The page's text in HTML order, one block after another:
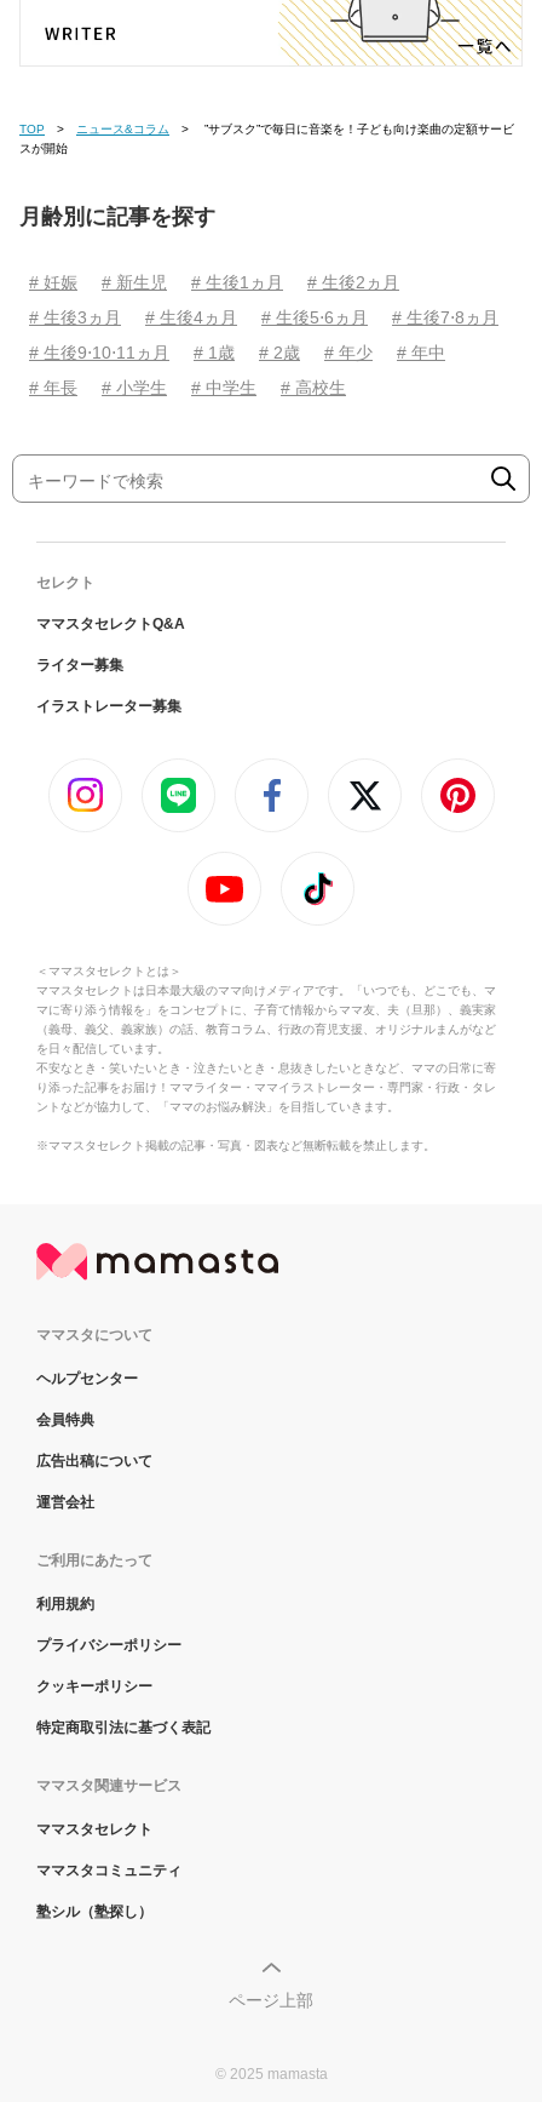
TOP ニュース&コラム
スが開始
月齢別に記事を探す
# 妊娠 # 新生児 # 生後1ヵ月
# 生後2ヵ月
# 生後3ヵ月
# 生後4ヵ月 # 生後5⋅6ヵ月
# 生後7⋅8ヵ月
# 生後9⋅10⋅11ヵ月
# 1歳 # 2歳 # 年少
# 年中
# 年長
# 小学生 # 中学生 # 高校生
セレクト
ママスタセレクトQ&A
ライター募集
イラストレーター募集
＜ママスタセレクトとは＞
ママスタセレクトは日本最大級のママ向けメディアです。「いつでも、どこでも、マ
マに寄り添う情報を」をコンセプトに、子育て情報からママ友、夫（旦那）、義実家
（義母、義父、義家族）の話、教育コラム、行政の育児支援、オリジナルまんがなど
を日々配信しています。
不安なとき・笑いたいとき・泣きたいとき・息抜きしたいときなど、ママの日常に寄
り添った記事をお届け！ママライター・ママイラストレーター・専門家・行政・タレ
ントなどが協力して、「ママのお悩み解決」を目指していきます。
※ママスタセレクト掲載の記事・写真・図表など無断転載を禁止します。
ママスタについて
ヘルプセンター
会員特典
広告出稿について
運営会社
ご利用にあたって
利用規約
プライバシーポリシー
クッキーポリシー
特定商取引法に基づく表記
ママスタ関連サービス
ママスタセレクト
ママスタコミュニティ
塾シル（塾探し）
ページ上部
© 2025 mamasta